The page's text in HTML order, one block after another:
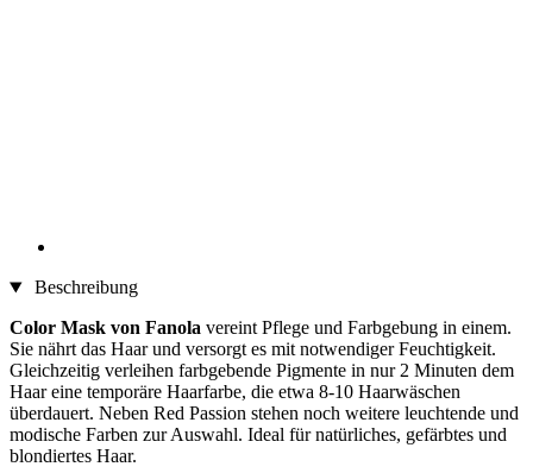
Beschreibung
Color Mask von Fanola vereint Pflege und Farbgebung in einem.
Sie nährt das Haar und versorgt es mit notwendiger Feuchtigkeit.
Gleichzeitig verleihen farbgebende Pigmente in nur 2 Minuten dem
Haar eine temporäre Haarfarbe, die etwa 8-10 Haarwäschen
überdauert. Neben Red Passion stehen noch weitere leuchtende und
modische Farben zur Auswahl. Ideal für natürliches, gefärbtes und
blondiertes Haar.